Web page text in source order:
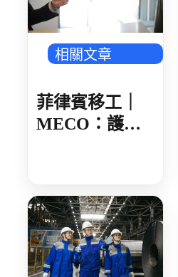
相關文章
菲律賓移工｜
MECO：護照